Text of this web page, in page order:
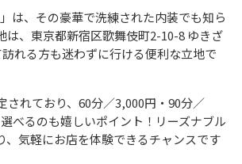
は、その豪華で洗練された内装でも知ら
は、東京都新宿区歌舞伎町2-10-8 ゆきざ
れる方も迷わずに行ける便利な立地で
されており、60分／3,000円・90分／
べるのも嬉しいポイント！リーズナブル
、気軽にお店を体験できるチャンスです